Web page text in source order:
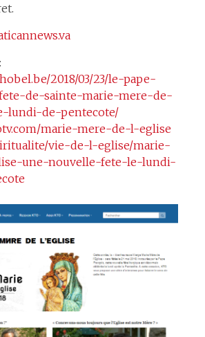
2018/03/23/le-pape-
de-sainte-marie-mere-de-
lundi-de-pentecote/
marie-mere-de-l-eglise
vie-de-l-eglise/marie-
une-nouvelle-fete-le-lundi-